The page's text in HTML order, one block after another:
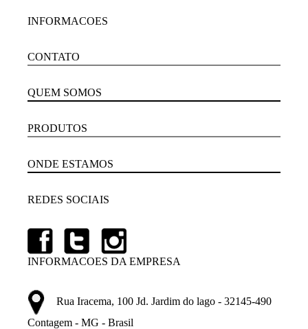
INFORMACOES
CONTATO
QUEM SOMOS
PRODUTOS
ONDE ESTAMOS
REDES SOCIAIS
INFORMACOES DA EMPRESA
Rua Iracema, 100 Jd. Jardim do lago - 32145-490
Contagem - MG - Brasil